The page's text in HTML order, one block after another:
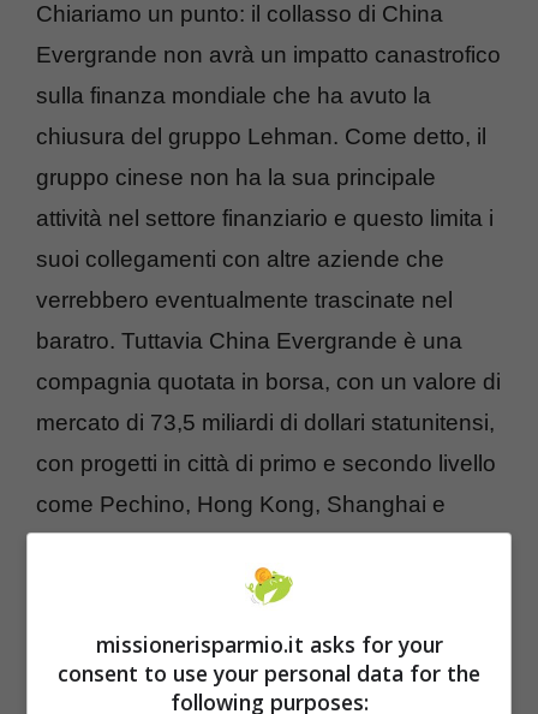
Chiariamo un punto: il collasso di China
Evergrande non avrà un impatto canastrofico
sulla finanza mondiale che ha avuto la
chiusura del gruppo Lehman. Come detto, il
gruppo cinese non ha la sua principale
attività nel settore finanziario e questo limita i
suoi collegamenti con altre aziende che
verrebbero eventualmente trascinate nel
baratro. Tuttavia China Evergrande è una
compagnia quotata in borsa, con un valore di
mercato di 73,5 miliardi di dollari statunitensi,
con progetti in città di primo e secondo livello
come Pechino, Hong Kong, Shanghai e
non può non portare delle conseguenze.
missionerisparmio.it asks for your
consent to use your personal data for the
following purposes: